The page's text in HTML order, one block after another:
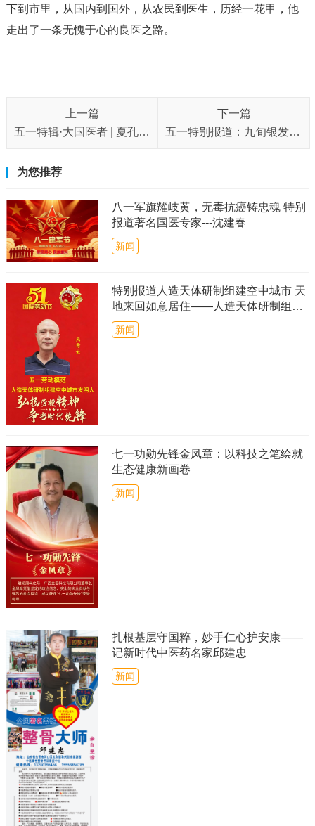
下到市里，从国内到国外，从农民到医生，历经一花甲，他
走出了一条无愧于心的良医之路。
上一篇
五一特辑·大国医者 | 夏孔彪：承千年岐黄术，守万家健康路
下一篇
五一特别报道：九旬银发学者的“文化劳动节”——记《易经》修复者薛德钧先生
为您推荐
八一军旗耀岐黄，无毒抗癌铸忠魂 特别
报道著名国医专家---沈建春
新闻
特别报道人造天体研制组建空中城市 天
地来回如意居住——人造天体研制组建
空中城市）CCTV客座教授吴青云
新闻
七一功勋先锋金凤章：以科技之笔绘就
生态健康新画卷
新闻
扎根基层守国粹，妙手仁心护安康——
记新时代中医药名家邱建忠
新闻